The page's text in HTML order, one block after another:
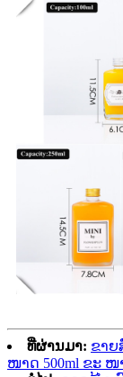
ທີ່ຜ່ານມາ: ຂາຍ
ໜາດ 500ml ຂະ ໜ